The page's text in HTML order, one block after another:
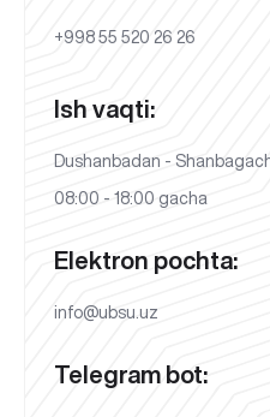
+998 55 520 26 26
Ish vaqti:
Dushanbadan -
08:00 - 18:00 gacha
Elektron pochta:
info@ubsu.uz
Telegram bot: